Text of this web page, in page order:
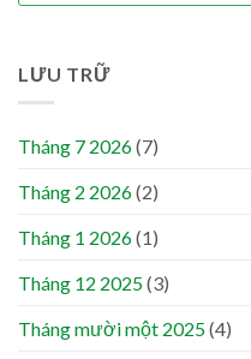
LƯU TRỮ
Tháng 7 2026(7)
Tháng 2 2026(2)
Tháng 1 2026(1)
Tháng 12 2025(3)
Tháng mười một 2025(4)